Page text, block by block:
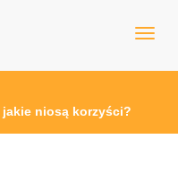
niosą korzyści?